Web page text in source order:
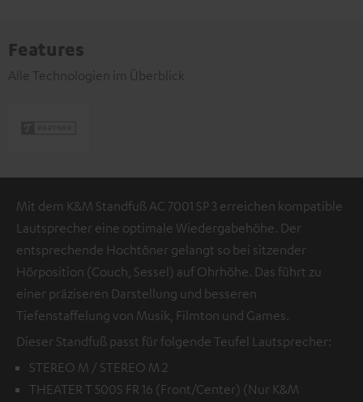
Features
Alle Technologien im Überblick
Mit dem K&M Standfuß AC 7001 SP 3 erreichen kompatible
Lautsprecher eine optimale Wiedergabehöhe. Der
entsprechende Hochtöner gelangt so bei sitzender
Hörposition (Couch, Sessel) auf Ohrhöhe. Das führt zu
einer präziseren Darstellung und besseren
Tiefenstaffelung von Musik, Filmton und Games.
Dieser Standfuß passt für folgende Teufel Lautsprecher:
STEREO M / STEREO M 2
THEATER T 500S FR 16 (Front/Center) (Nur K&M